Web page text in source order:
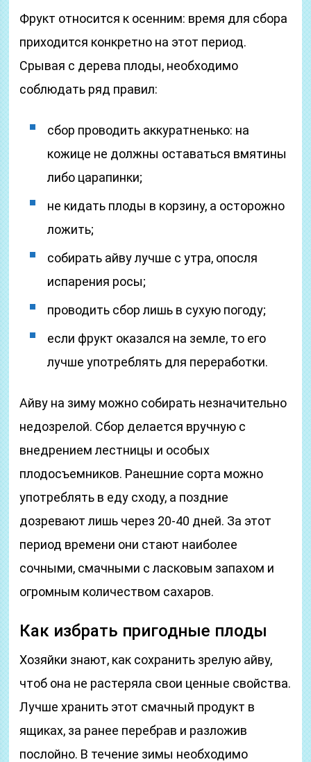
Фрукт относится к осенним: время для сбора
приходится конкретно на этот период.
Срывая с дерева плоды, необходимо
соблюдать ряд правил:
сбор проводить аккуратненько: на
кожице не должны оставаться вмятины
либо царапинки;
не кидать плоды в корзину, а осторожно
ложить;
собирать айву лучше с утра, опосля
испарения росы;
проводить сбор лишь в сухую погоду;
если фрукт оказался на земле, то его
лучше употреблять для переработки.
Айву на зиму можно собирать незначительно
недозрелой. Сбор делается вручную с
внедрением лестницы и особых
плодосъемников. Ранешние сорта можно
употреблять в еду сходу, а поздние
дозревают лишь через 20-40 дней. За этот
период времени они стают наиболее
сочными, смачными с ласковым запахом и
огромным количеством сахаров.
Как избрать пригодные плоды
Хозяйки знают, как сохранить зрелую айву,
чтоб она не растеряла свои ценные свойства.
Лучше хранить этот смачный продукт в
ящиках, за ранее перебрав и разложив
послойно. В течение зимы необходимо